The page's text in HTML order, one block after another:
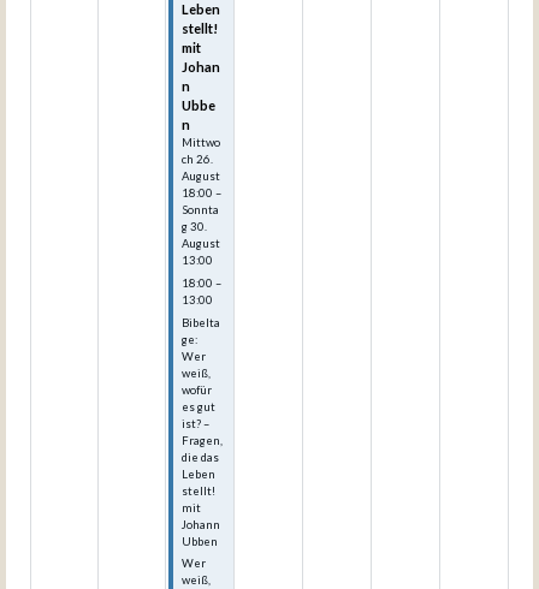
Leben
stellt!
mit
Johan
n
Ubbe
n
Mittwo
ch 26.
August
18:00 –
Sonnta
g30.
August
13:00
18:00 –
13:00
Bibelta
ge:
Wer
weiß,
wofür
es gut
ist? –
Fragen,
die das
Leben
stellt!
mit
Johann
Ubben
Wer
weiß,